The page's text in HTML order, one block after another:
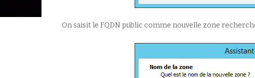
On saisit le FQDN public comme nouvelle zone